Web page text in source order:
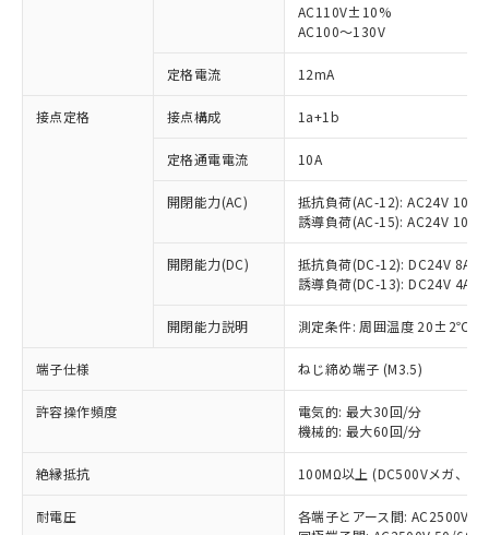
AC110V±10%
AC100～130V
定格電流 12mA
接点定格 接点構成 1a+1b
定格通電電流 10A
開閉能力(AC)
抵抗負荷(AC-12): AC24V 10A/
誘導負荷(AC-15): AC24V
開閉能力(DC)
抵抗負荷(DC-12): DC24V 8A/
誘導負荷(DC-13): DC24V 4A/
開閉能力説明 測定条件: 周囲温度 20±2℃、
端子仕様 ねじ締め端子 (M3.5)
許容操作頻度
電気的: 最大30回/分
機械的: 最大60回/分
絶縁抵抗 100MΩ以上 (DC500Vメガ、点
耐電圧
各端子とアース間: AC2500V
ご利用条件
以下の条件をお読みいただき、同意のうえ
本サービスは、当社制御機器事業取扱
商品の当社在庫状況および標準価格
(税抜)を提供させていただくもので
当社制御機器事業取扱商品の中には、
本サービスの対象外となる商品もある
ことをご了承ください。
※1 対応状況
対応済み：EU RoHS指令（10物質）の
非含有に対応した製品が提供可能な商品で
対応予定：EU RoHS指令（10物質）の非含
有に対応した製品に切り替える予定のある
対応予定なし：EU RoHS指令（10物質）の
非含有に非対応の商品で、対応品を出す予
調査・確認中：EU RoHS指令（10物質）の
非含有の対応状況を調査中または確認中の
商品です。
非該当品：ライセンス料など無形物で、有
害物質有無と関係のない商品です。
仕入先様の事情により、非含有部品として
いたものが、含有品と判明した場合などや
「○」：最大均質材料含有率が中国RoHSの
「×」：最大均質材料含有率が中国RoHSの
基準値を超えていることを示します。
当社は、これら貴社製品のうち、外国